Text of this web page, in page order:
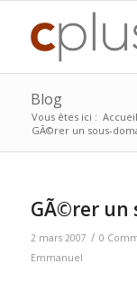
Blog
Vous êtes ici : Accueil
GÃ©rer un sous-
GÃ©rer un
2 mars 2007 / 0
Emmanuel